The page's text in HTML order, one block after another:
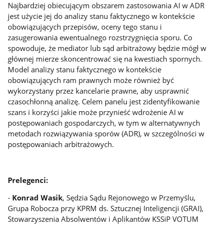
Najbardziej obiecującym obszarem zastosowania AI w ADR
jest użycie jej do analizy stanu faktycznego w kontekście
obowiązujących przepisów, oceny tego stanu i
zasugerowania ewentualnego rozstrzygnięcia sporu. Co
spowoduje, że mediator lub sąd arbitrażowy będzie mógł w
głównej mierze skoncentrować się na kwestiach spornych.
Model analizy stanu faktycznego w kontekście
obowiązujących ram prawnych może również być
wykorzystany przez kancelarie prawne, aby usprawnić
czasochłonną analizę. Celem panelu jest zidentyfikowanie
szans i korzyści jakie może przynieść wdrożenie AI w
postępowaniach gospodarczych, w tym w alternatywnych
metodach rozwiązywania sporów (ADR), w szczególności w
postępowaniach arbitrażowych.
Prelegenci:
- Konrad Wasik, Sędzia Sądu Rejonowego w Przemyślu,
Grupa Robocza przy KPRM ds. Sztucznej Inteligencji (GRAI),
Stowarzyszenia Absolwentów i Aplikantów KSSiP VOTUM